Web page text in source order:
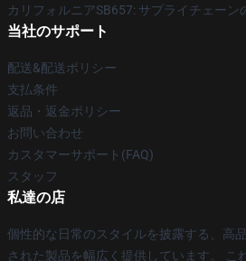
カリフォルニアSB657: サプライチェーン
当社のサポート
配送&配送ポリシー
支払条件
返品・返金ポリシー
お問い合わせ
カスタマーサポート(FAQ)
スタッフ
私達の店
個性的な日常のスタイルを披露する、高
された製品を幅広く提供しています。 こ